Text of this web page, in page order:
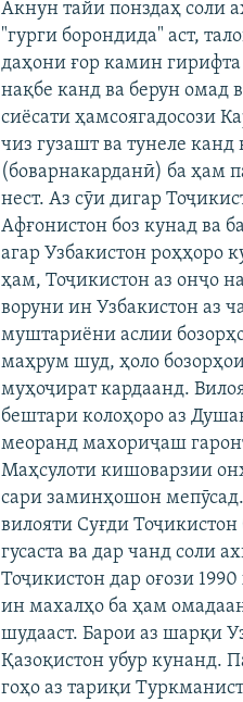
Акнун тайи понздаҳ соли
"гурги борондида" аст,
даҳони ғор камин
нақбе канд ва берун омад
сиёсати ҳамсоягадосози
чиз гузашт ва тунеле
(боварнакарданӣ) ба ҳам
нест. Аз сӯи дигар
Афғонистон боз кунад ва
агар Узбакистон роҳҳоро
ҳам, Тоҷикистон аз онҷо
воруни ин Узбакистон аз
муштариёни аслии
маҳрум шуд, ҳоло
муҳоҷират кардаанд.
бештари колоҳоро аз
меоранд махориҷаш
Маҳсулоти кишоварзии
сари заминҳошон
вилояти Суғди
гусаста ва дар чанд соли
Тоҷикистон дар оғози
ин махалҳо ба ҳам
шудааст. Барои аз шарқи
Қазоқистон убур кунанд.
гоҳо аз тариқи